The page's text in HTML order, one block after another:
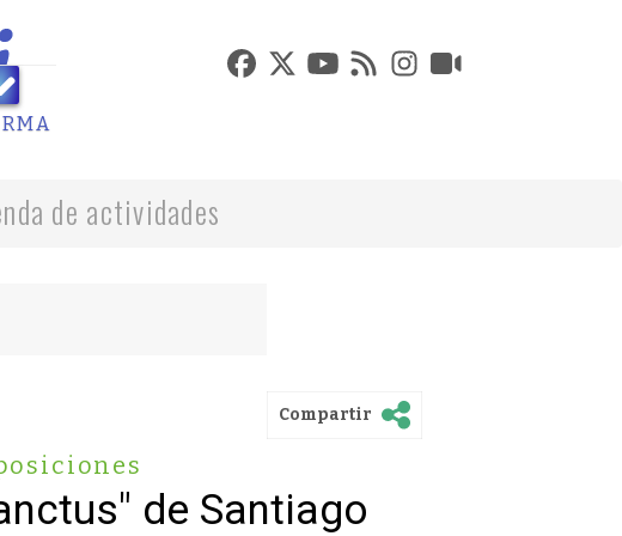
de actividades
Compartir
de Santiago